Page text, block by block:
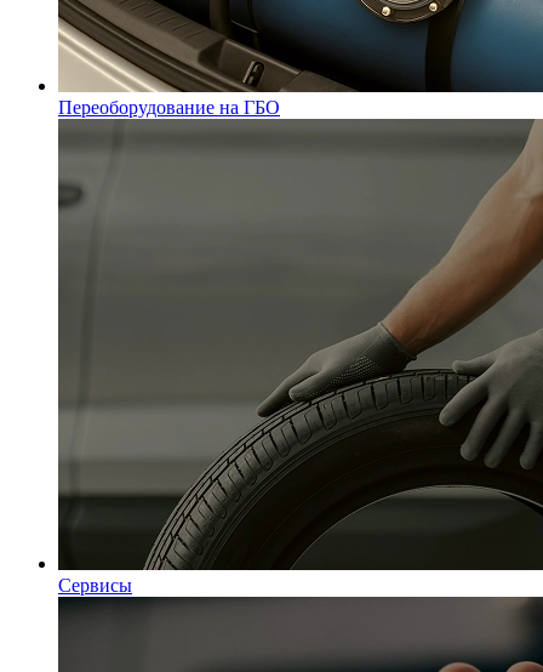
Переоборудование на ГБО
Сервисы